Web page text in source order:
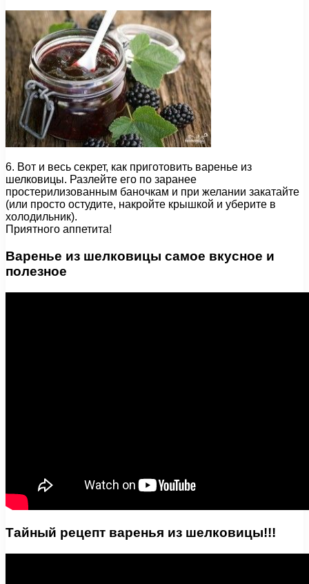
6. Вот и весь секрет, как приготовить варенье из
шелковицы. Разлейте его по заранее
простерилизованным баночкам и при желании закатайте
(или просто остудите, накройте крышкой и уберите в
холодильник).
Приятного аппетита!
Варенье из шелковицы самое вкусное и
полезное
Тайный рецепт варенья из шелковицы!!!